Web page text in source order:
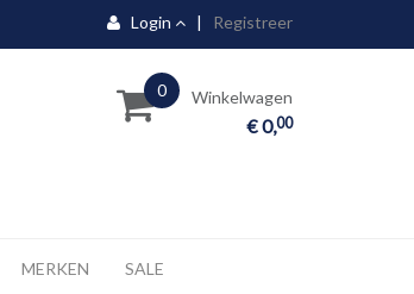
Login | Registreer
0 Winkelwagen
€ 0,00
MERKEN SALE